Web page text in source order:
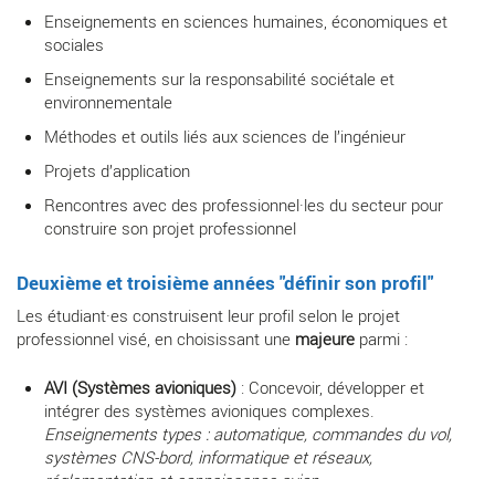
Enseignements en sciences humaines, économiques et
sociales
Enseignements sur la responsabilité sociétale et
environnementale
Méthodes et outils liés aux sciences de l’ingénieur
Projets d’application
Rencontres avec des professionnel·les du secteur pour
construire son projet professionnel
Deuxième et troisième années "définir son profil"
Les étudiant·es construisent leur profil selon le projet
professionnel visé, en choisissant une majeure parmi :
AVI (Systèmes avioniques) : Concevoir, développer et
intégrer des systèmes avioniques complexes.
Enseignements types : automatique, commandes du vol,
systèmes CNS-bord, informatique et réseaux,